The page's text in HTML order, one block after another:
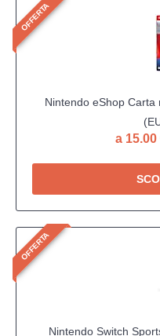
OFFERTA
Nintendo eShop
a
OFFERTA
Nintendo Switch